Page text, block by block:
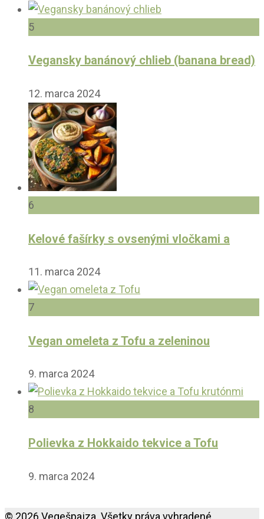
5
Vegansky banánový chlieb (banana bread)
12. marca 2024
6
Kelové fašírky s ovsenými vločkami a
11. marca 2024
7
Vegan omeleta z Tofu a zeleninou
9. marca 2024
8
Polievka z Hokkaido tekvice a Tofu
9. marca 2024
© 2026 Vegešpajza. Všetky práva vyhradené.